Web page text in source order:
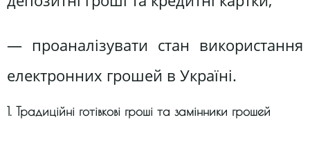
— проаналізувати стан використання
електронних грошей в Україні.
1. Традиційні готівкові гроші та замінники грошей